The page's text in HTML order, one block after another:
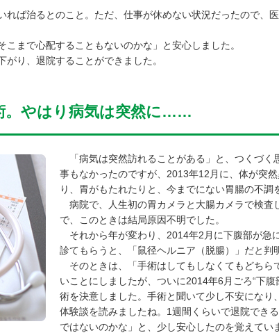
ば治るとのこと。ただ、仕事が休めない状況だったので、
まで心配することもないのかな」と安心しました。
り、退院することができました。
。やはり病気は突然に……
「病気は突然訪れることがある」と、つくづく
事もなかったのですが、2013年12月に、体が突
り、胃がもたれたりと、今までにない胃腸の不調
病院で、人生初の胃カメラと大腸カメラで検査
で、このときは結局原因不明でした。
それから年が変わり、2014年2月に下腹部が急
診てもらうと、「鼠径ヘルニア（脱腸）」だと判
そのときは、「手術はしてもしなくてもどちら
いことにしましたが、ついに2014年6月ごろ“下
術を決意しました。手術と聞いて少し不安にな
体験談を読みましたね。1週間くらいで退院でき
ではないのかな」と、少し安心したのを覚えてい